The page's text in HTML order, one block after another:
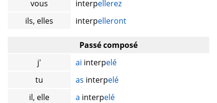
vous
interpellerez
ils, elles
interpelleront
Passé composé
j'
ai interpelé
tu
as interpelé
il, elle
a interpelé